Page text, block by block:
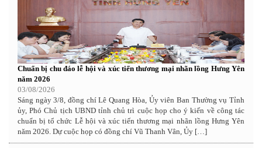
Chuẩn bị chu đáo lễ hội và xúc tiến thương mại nhãn lồng Hưng Yên
năm 2026
03/08/2026
Sáng ngày 3/8, đồng chí Lê Quang Hòa, Ủy viên Ban Thường vụ Tỉnh
ủy, Phó Chủ tịch UBND tỉnh chủ trì cuộc họp cho ý kiến về công tác
chuẩn bị tổ chức Lễ hội và xúc tiến thương mại nhãn lồng Hưng Yên
năm 2026. Dự cuộc họp có đồng chí Vũ Thanh Vân, Ủy […]